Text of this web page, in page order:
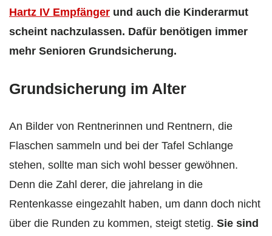
Hartz IV Empfänger und auch die Kinderarmut
scheint nachzulassen. Dafür benötigen immer
mehr Senioren Grundsicherung.
Grundsicherung im Alter
An Bilder von Rentnerinnen und Rentnern, die
Flaschen sammeln und bei der Tafel Schlange
stehen, sollte man sich wohl besser gewöhnen.
Denn die Zahl derer, die jahrelang in die
Rentenkasse eingezahlt haben, um dann doch nicht
über die Runden zu kommen, steigt stetig. Sie sind